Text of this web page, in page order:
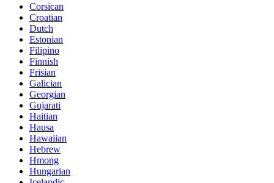
Corsican
Croatian
Dutch
Estonian
Filipino
Finnish
Frisian
Galician
Georgian
Gujarati
Haitian
Hausa
Hawaiian
Hebrew
Hmong
Hungarian